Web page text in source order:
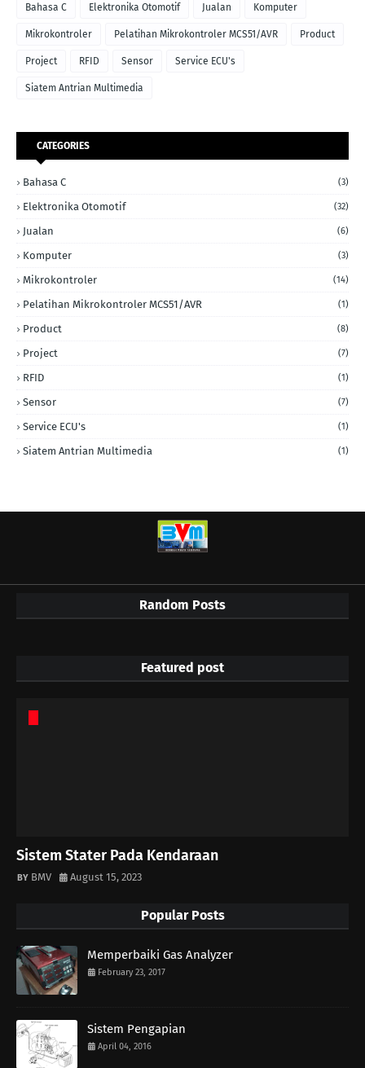
Bahasa C Elektronika Otomotif Jualan Komputer
Mikrokontroler Pelatihan Mikrokontroler MCS51/AVR Product
Project RFID Sensor Service ECU's
Siatem Antrian Multimedia
CATEGORIES
Bahasa C (3)
Elektronika Otomotif (32)
Jualan (6)
Komputer (3)
Mikrokontroler (14)
Pelatihan Mikrokontroler MCS51/AVR (1)
Product (8)
Project (7)
RFID (1)
Sensor (7)
Service ECU's (1)
Siatem Antrian Multimedia (1)
Random Posts
Featured post
Sistem Stater Pada Kendaraan
BMV August 15, 2023
Popular Posts
Memperbaiki Gas Analyzer
February 23, 2017
Sistem Pengapian
April 04, 2016